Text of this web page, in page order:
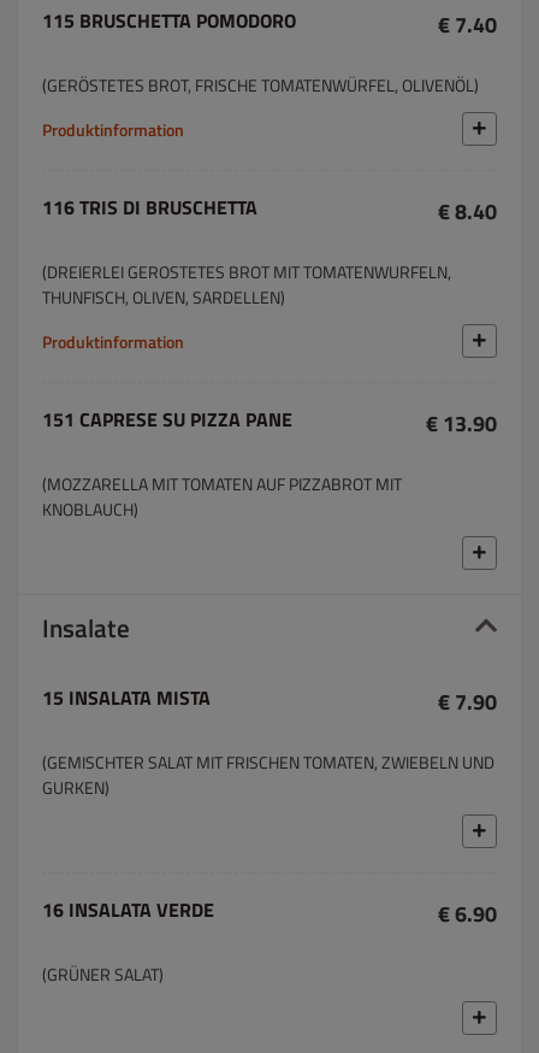
115 BRUSCHETTA POMODORO € 7.40
(GERÖSTETES BROT, FRISCHE TOMATENWÜRFEL, OLIVENÖL)
Produktinformation
116 TRIS DI BRUSCHETTA € 8.40
(DREIERLEI GEROSTETES BROT MIT TOMATENWURFELN,
THUNFISCH, OLIVEN, SARDELLEN)
Produktinformation
151 CAPRESE SU PIZZA PANE € 13.90
(MOZZARELLA MIT TOMATEN AUF PIZZABROT MIT
KNOBLAUCH)
Insalate
15 INSALATA MISTA € 7.90
(GEMISCHTER SALAT MIT FRISCHEN TOMATEN, ZWIEBELN UND
GURKEN)
16 INSALATA VERDE € 6.90
(GRÜNER SALAT)